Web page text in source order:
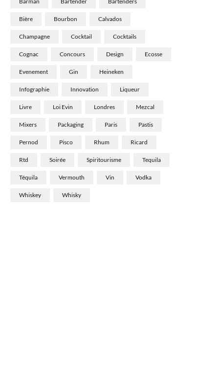
Bière Bourbon Calvados
Champagne Cocktail Cocktails
Cognac Concours Design Ecosse
Evenement Gin Heineken
Infographie Innovation Liqueur
Livre Loi Evin Londres Mezcal
Mixers Packaging Paris Pastis
Pernod Pisco Rhum Ricard
Rtd Soirée Spiritourisme Tequila
Téquila Vermouth Vin Vodka
Whiskey Whisky